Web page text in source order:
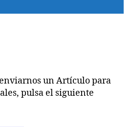
un Artículo para
pulsa el siguiente